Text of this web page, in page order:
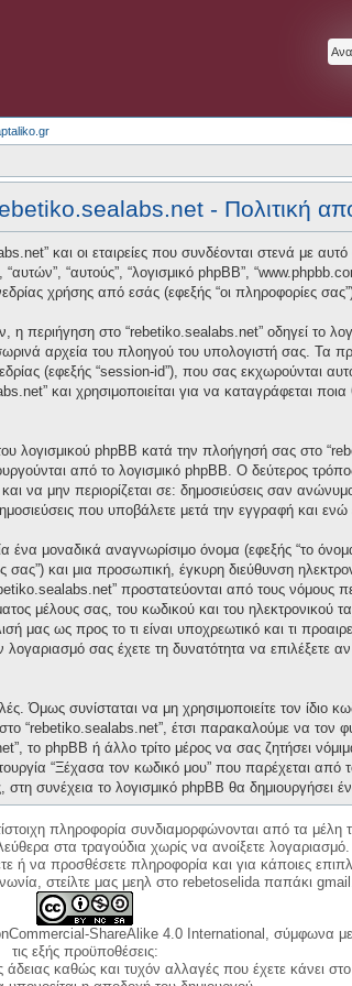
- Πολιτική
και οι εταιρείες που συνδέονται στενά με αυτό
“αυτούς”, “λογισμικό phpBB”,
χρήσης από εσάς (εφεξής “οι πληροφορίες
περιήγηση στο “rebetiko.sealabs.net” οδηγεί το
αρχεία του πλοηγού του υπολογιστή σας. Τα
(εφεξής “session-id”), που σας εκχωρούνται
και χρησιμοποιείται για να καταγράφεται
λογισμικού phpBB κατά την πλοήγησή σας στο
από το λογισμικό phpBB. Ο δεύτερος
να μην περιορίζεται σε: δημοσιεύσεις σαν
που υποβάλετε μετά την εγγραφή και ενώ
ένα μοναδικά αναγνωρίσιμο όνομα (εφεξής “το
και μια προσωπική, έγκυρη διεύθυνση
προστατεύονται από τους
μέλους σας, του κωδικού και του
μας ως προς το τι είναι υποχρεωτικό και τι
σας έχετε τη δυνατότητα να επιλέξετε
Όμως συνίσταται να μη χρησιμοποιείτε τον ίδιο
“rebetiko.sealabs.net”, έτσι παρακαλούμε να τον
το phpBB ή άλλο τρίτο μέρος να σας ζητήσει
“Ξέχασα τον κωδικό μου” που παρέχεται
συνέχεια το λογισμικό phpBB θα δημιουργήσει
πληροφορία συνδιαμορφώνονται από τα μέλη
στα τραγούδια χωρίς να ανοίξετε λογαριασμό.
ή να προσθέσετε πληροφορία και για κάποιες
στείλτε μας μεηλ στο rebetoselida παπάκι
ShareAlike 4.0 International, σύμφωνα με
τις εξής προϋποθέσεις:
καθώς και τυχόν αλλαγές που έχετε κάνει